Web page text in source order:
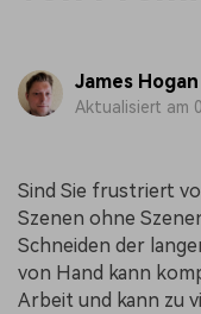
James Hogan
Aktualisiert am
Sind Sie frustriert
Szenen ohne
Schneiden der
von Hand kann
Arbeit und kann zu